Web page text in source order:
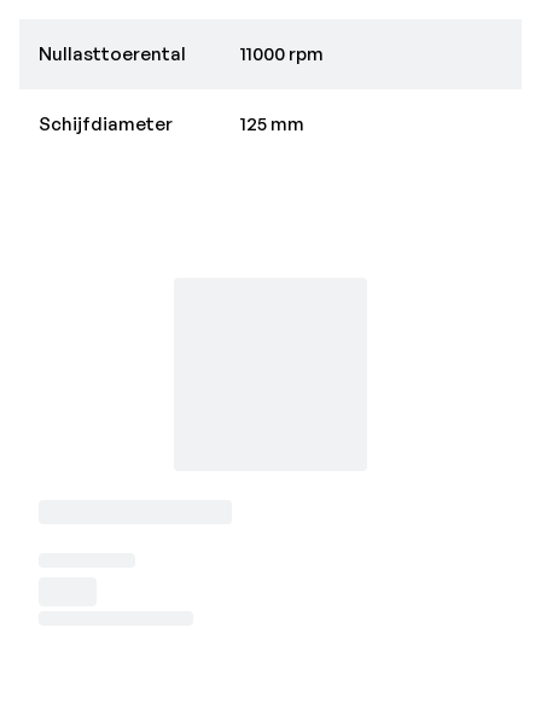
Nullasttoerental 11000 rpm
Schijfdiameter 125 mm